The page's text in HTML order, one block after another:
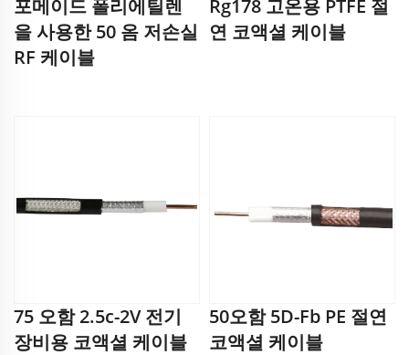
포메이드 폴리에틸렌
을 사용한 50 옴 저손실
RF 케이블
Rg178 고온용 PTFE 절
연 코액셜 케이블
75 오함 2.5c-2V 전기
장비용 코액셜 케이블
50오함 5D-Fb PE 절연
코액셜 케이블